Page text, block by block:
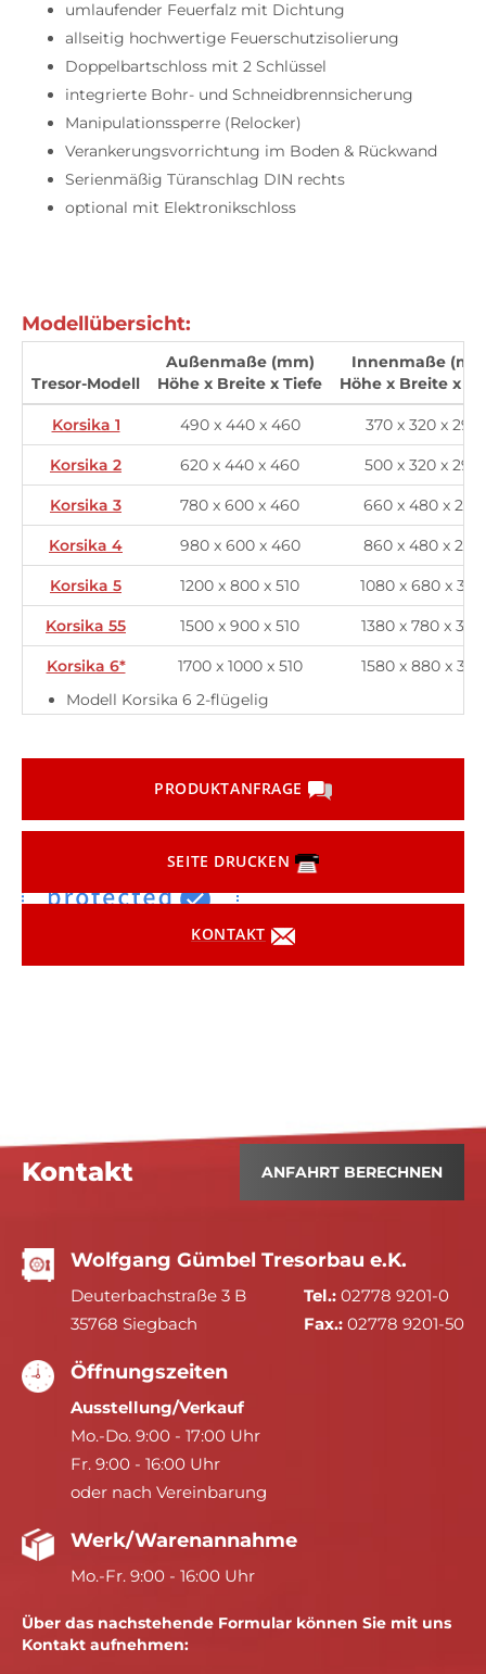
umlaufender Feuerfalz mit Dichtung
allseitig hochwertige Feuerschutzisolierung
Doppelbartschloss mit 2 Schlüssel
integrierte Bohr- und Schneidbrennsicherung
Manipulationssperre (Relocker)
Verankerungsvorrichtung im Boden & Rückwand
Serienmäßig Türanschlag DIN rechts
optional mit Elektronikschloss
Modellübersicht:
Tresor-Modell
Außenmaße (mm)
Höhe x Breite x Tiefe
Innenmaße
Höhe x Breite x
Korsika 1 490 x 440 x 460 370 x 320 x 295
Korsika 2 620 x 440 x 460 500 x 320 x 295
Korsika 3 780 x 600 x 460 660 x 480 x 295
Korsika 4 980 x 600 x 460 860 x 480 x 295
Korsika 5 1200 x 800 x 510 1080 x 680 x 345
Korsika 55 1500 x 900 x 510 1380 x 780 x 345
Korsika 6* 1700 x 1000 x 510
1580 x 880 x 345
Modell Korsika 6 2-flügelig
PRODUKTANFRAGE
SEITE DRUCKEN
KONTAKT
Kontakt ANFAHRT BERECHNEN
Wolfgang Gümbel Tresorbau e.K.
Deuterbachstraße 3 B
35768 Siegbach
Tel.: 02778 9201-0
Fax.: 02778 9201-50
Öffnungszeiten
Ausstellung/Verkauf
Mo.-Do. 9:00 - 17:00 Uhr
Fr. 9:00 - 16:00 Uhr
oder nach Vereinbarung
Werk/Warenannahme
Mo.-Fr. 9:00 - 16:00 Uhr
Über das nachstehende Formular können Sie mit uns
Kontakt aufnehmen: